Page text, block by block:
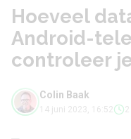
Hoeveel
Android-
controleer
Colin Baak
14 juni 2023, 16:52